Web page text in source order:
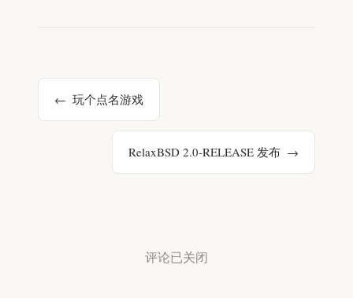
玩个点名游戏
RelaxBSD 2.0-RELEASE 发布
评论已关闭